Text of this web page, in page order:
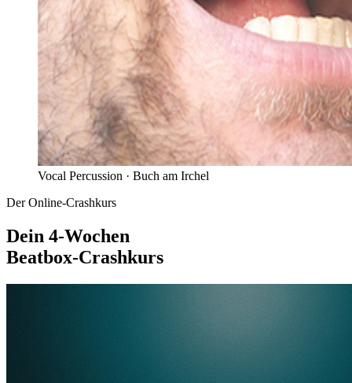
Vocal Percussion · Buch am Irchel
Der Online-Crashkurs
Dein 4-Wochen
Beatbox-Crashkurs